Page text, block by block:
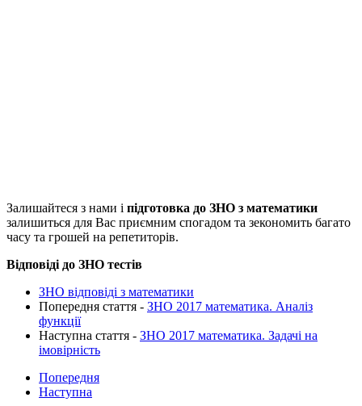
Залишайтеся з нами і підготовка до ЗНО з математики
залишиться для Вас приємним спогадом та зекономить багато
часу та грошей на репетиторів.
Відповіді до ЗНО тестів
ЗНО відповіді з математики
Попередня стаття - ЗНО 2017 математика. Аналіз
функції
Наступна стаття - ЗНО 2017 математика. Задачі на
імовірність
Попередня
Наступна